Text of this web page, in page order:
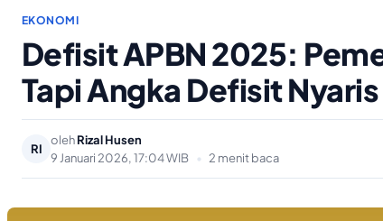
EKONOMI
Defisit APBN 2025:
Tapi Angka Defisit
RI
olehRizal Husen
9 Januari 2026, 17:04 WIB
• 2 menit baca